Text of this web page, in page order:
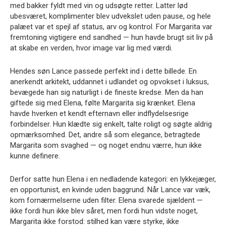
med bakker fyldt med vin og udsøgte retter. Latter lød
ubesværet, komplimenter blev udvekslet uden pause, og hele
palæet var et spejl af status, arv og kontrol. For Margarita var
fremtoning vigtigere end sandhed — hun havde brugt sit liv på
at skabe en verden, hvor image var lig med værdi.
Hendes søn Lance passede perfekt ind i dette billede. En
anerkendt arkitekt, uddannet i udlandet og opvokset i luksus,
bevægede han sig naturligt i de fineste kredse. Men da han
giftede sig med Elena, følte Margarita sig krænket. Elena
havde hverken et kendt efternavn eller indflydelsesrige
forbindelser. Hun klædte sig enkelt, talte roligt og søgte aldrig
opmærksomhed. Det, andre så som elegance, betragtede
Margarita som svaghed — og noget endnu værre, hun ikke
kunne definere.
Derfor satte hun Elena i en nedladende kategori: en lykkejæger,
en opportunist, en kvinde uden baggrund. Når Lance var væk,
kom fornærmelserne uden filter. Elena svarede sjældent —
ikke fordi hun ikke blev såret, men fordi hun vidste noget,
Margarita ikke forstod: stilhed kan være styrke, ikke